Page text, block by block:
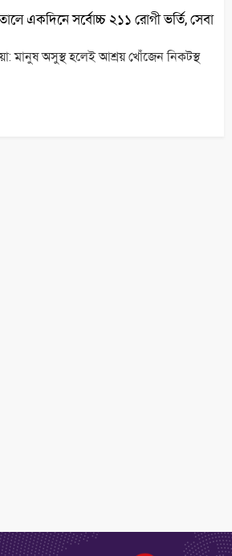
একদিনে সর্বোচ্চ ২১১ রোগী ভর্তি, সেবা
মানুষ অসুস্থ হলেই আশ্রয় খোঁজেন নিকটস্থ